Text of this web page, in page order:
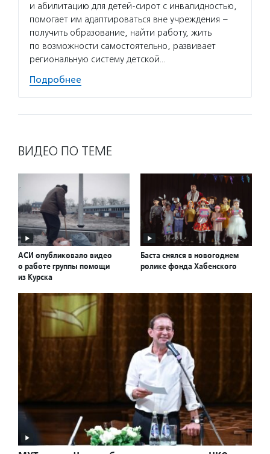
и абилитацию для детей-сирот с инвалидностью,
помогает им адаптироваться вне учреждения –
получить образование, найти работу, жить
по возможности самостоятельно, развивает
региональную систему детской…
Подробнее
ВИДЕО ПО ТЕМЕ
АСИ опубликовало видео
о работе группы помощи
из Курска
Баста снялся в новогоднем
ролике фонда Хабенского